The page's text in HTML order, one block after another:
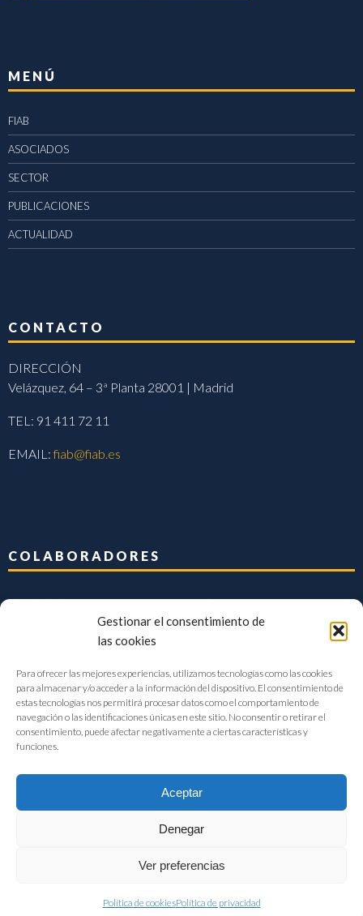
Gestionar el consentimiento de
las cookies
Para ofrecer las mejores experiencias, utilizamos tecnologías como las cookies
para almacenar y/o acceder a la información del dispositivo. El consentimiento de
estas tecnologías nos permitirá procesar datos como el comportamiento de
navegación o las identificaciones únicas en este sitio. No consentir o retirar el
consentimiento, puede afectar negativamente a ciertas características y
funciones.
Aceptar
Denegar
Ver preferencias
Política de cookiesPolítica de privacidad
MENÚ
FIAB
ASOCIADOS
SECTOR
PUBLICACIONES
ACTUALIDAD
CONTACTO
DIRECCIÓN
Velázquez, 64 – 3ª Planta 28001 | Madrid
TEL: 91 411 72 11
EMAIL:fiab@fiab.es
COLABORADORES
FIAB Federación Española de Industrias de la Alimentación y Bebidas